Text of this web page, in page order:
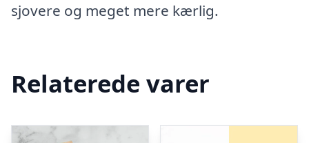
sjovere og meget mere kærlig.
Relaterede varer